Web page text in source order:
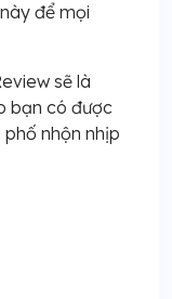
để mọi
sẽ là
bạn có được
nhộn nhịp